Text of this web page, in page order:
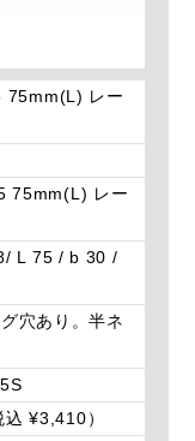
75mm(L) レー
75mm(L) レー
L 75 / b 30 /
穴あり。半ネ
¥3,410）